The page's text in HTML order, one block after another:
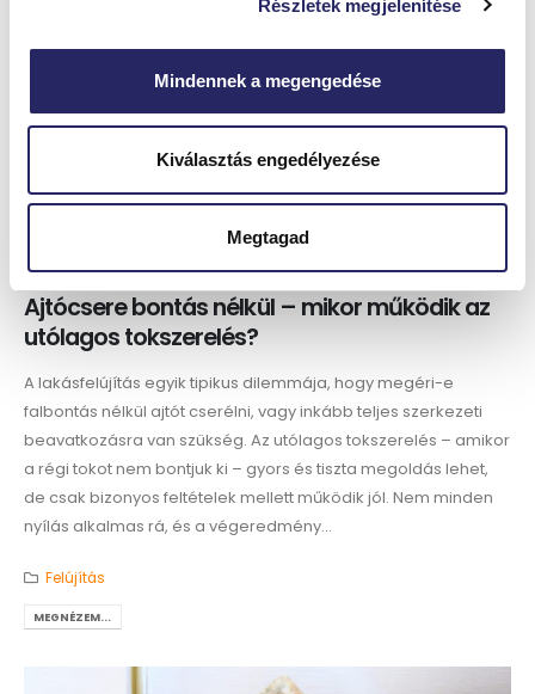
Részletek megjelenítése
Mindennek a megengedése
Kiválasztás engedélyezése
Megtagad
Ajtócsere bontás nélkül – mikor működik az
utólagos tokszerelés?
A lakásfelújítás egyik tipikus dilemmája, hogy megéri-e
falbontás nélkül ajtót cserélni, vagy inkább teljes szerkezeti
beavatkozásra van szükség. Az utólagos tokszerelés – amikor
a régi tokot nem bontjuk ki – gyors és tiszta megoldás lehet,
de csak bizonyos feltételek mellett működik jól. Nem minden
nyílás alkalmas rá, és a végeredmény...
Felújítás
MEGNÉZEM...